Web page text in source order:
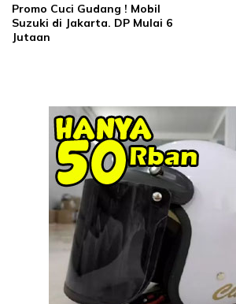
Promo Cuci Gudang ! Mobil
Suzuki di Jakarta. DP Mulai 6
Jutaan